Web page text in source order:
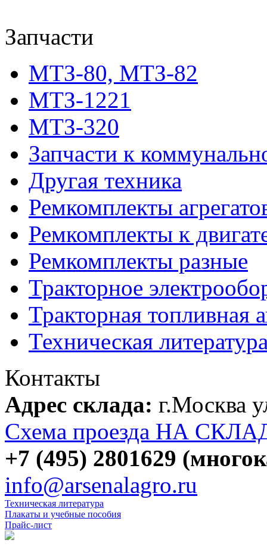
Запчасти
МТЗ-80, МТЗ-82
МТЗ-1221
МТЗ-320
Запчасти к
Другая техника
Ремкомплекты
Ремкомплекты к
Ремкомплекты разные
Тракторное
Тракторная топливная
Техническая
Контакты
Адрес склада: г.Москва
Схема проезда НА
+7 (495) 2801629
info@arsenalagro.ru
Техническая литература
Плакаты и учебные пособия
Прайс-лист